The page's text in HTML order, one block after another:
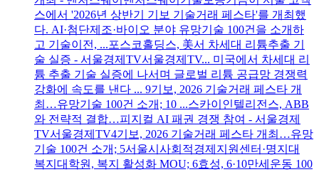
스에서 '2026년 상반기 기보 기술거래 페스타'를 개최했
다. AI·첨단제조·바이오 분야 유망기술 100건을 소개하
고 기술이전, ...포스코홀딩스, 美서 차세대 리튬추출 기
술 실증 - 서울경제TV서울경제TV... 미국에서 차세대 리
튬 추출 기술 실증에 나서며 글로벌 리튬 공급망 경쟁력
강화에 속도를 낸다 ... 9기보, 2026 기술거래 페스타 개
최…유망기술 100건 소개; 10 ...스카이인텔리전스, ABB
와 전략적 결합…피지컬 AI 패권 경쟁 참여 - 서울경제
TV서울경제TV4기보, 2026 기술거래 페스타 개최…유망
기술 100건 소개; 5서울시사회적경제지원센터·명지대
복지대학원, 복지 활성화 MOU; 6효성, 6·10만세운동 100